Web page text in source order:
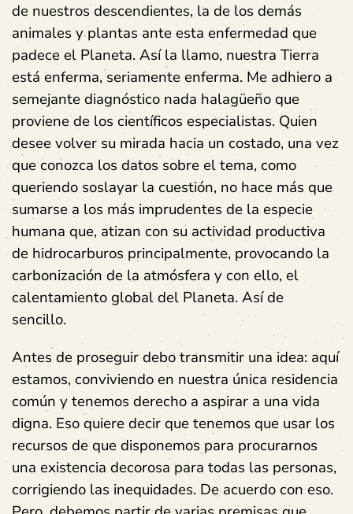
de nuestros descendientes, la de los demás
animales y plantas ante esta enfermedad que
padece el Planeta. Así la llamo, nuestra Tierra
está enferma, seriamente enferma. Me adhiero a
semejante diagnóstico nada halagüeño que
proviene de los científicos especialistas. Quien
desee volver su mirada hacia un costado, una vez
que conozca los datos sobre el tema, como
queriendo soslayar la cuestión, no hace más que
sumarse a los más imprudentes de la especie
humana que, atizan con su actividad productiva
de hidrocarburos principalmente, provocando la
carbonización de la atmósfera y con ello, el
calentamiento global del Planeta. Así de
sencillo.
Antes de proseguir debo transmitir una idea: aquí
estamos, conviviendo en nuestra única residencia
común y tenemos derecho a aspirar a una vida
digna. Eso quiere decir que tenemos que usar los
recursos de que disponemos para procurarnos
una existencia decorosa para todas las personas,
corrigiendo las inequidades. De acuerdo con eso.